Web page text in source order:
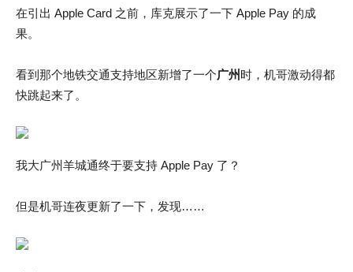
在引出 Apple Card 之前，库克展示了一下 Apple Pay 的成
果。
看到那个地铁交通支持地区新增了一个广州时，机哥激动得都
快跳起来了。
我大广州羊城通终于要支持 Apple Pay 了？
但是机哥连夜更新了一下，发现……